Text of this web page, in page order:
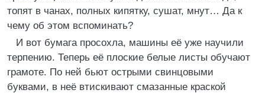
топят в чанах, полных кипятку, сушат, мнут… Да к
чему об этом вспоминать?
И вот бумага просохла, машины её уже научили
терпению. Теперь её плоские белые листы обучают
грамоте. По ней бьют острыми свинцовыми
буквами, в неё втискивают смазанные краской